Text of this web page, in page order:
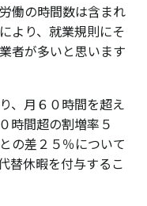
働の時間数は含まれ
より、就業規則にそ
者が多いと思います
、月６０時間を超え
時間超の割増率５
の差２５％について
替休暇を付与するこ